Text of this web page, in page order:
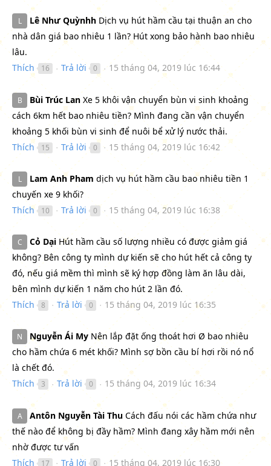
L Lê Như Quỳnhh Dịch vụ hút hầm cầu tại thuận an cho
nhà dân giá bao nhiêu 1 lần? Hút xong bảo hành bao nhiêu
lâu.
Thích
16 ● Trả lời 0 ● 15 tháng 04, 2019 lúc 16:44
B Bùi Trúc Lan Xe 5 khôi vận chuyển bùn vi sinh khoảng
cách 6km hết bao nhiêu tiền? Mình đang cần vận chuyển
khoảng 5 khối bùn vi sinh để nuôi bể xử lý nước thải.
Thích
15 ● Trả lời 0 ● 15 tháng 04, 2019 lúc 16:42
L Lam Anh Pham dịch vụ hút hầm cầu bao nhiêu tiền 1
chuyến xe 9 khối?
Thích
10 ● Trả lời 0 ● 15 tháng 04, 2019 lúc 16:38
C Cỏ Dại Hút hầm cầu số lượng nhiều có được giảm giá
không? Bên công ty mình dự kiến sẽ cho hút hết cả công ty
đó, nếu giá mềm thì mình sẽ ký hợp đồng làm ăn lâu dài,
bên mình dự kiến 1 năm cho hút 2 lần đó.
Thích
8 ● Trả lời 0 ● 15 tháng 04, 2019 lúc 16:35
N Nguyễn Ái My Nên lắp đặt ống thoát hơi Ø bao nhiêu
cho hầm chứa 6 mét khối? Mình sợ bồn cầu bí hơi rồi nó nổ
là chết đó.
Thích
3 ● Trả lời 0 ● 15 tháng 04, 2019 lúc 16:34
A Antôn Nguyễn Tài Thu Cách đấu nói các hầm chứa như
thế nào để không bị đầy hầm? Mình đang xây hầm mới nên
nhờ được tư vấn
Thích
17 ● Trả lời 0 ● 15 tháng 04, 2019 lúc 16:30